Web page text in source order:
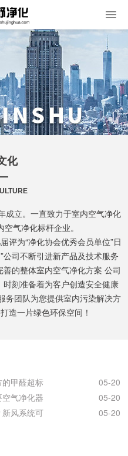
化
成立。一直致力于室内空气净化
气净化标杆企业。
评为“净化协会优秀会员单位”日
公司不断引进新产品及技术服务
的整体室内空气净化方案 公司
时刻准备着为客户创造安全健康
务团队为您提供室内污染解决方
造一片绿色环保空间！
甲醛超标
05-20
气净化器
05-20
风系统可
05-20